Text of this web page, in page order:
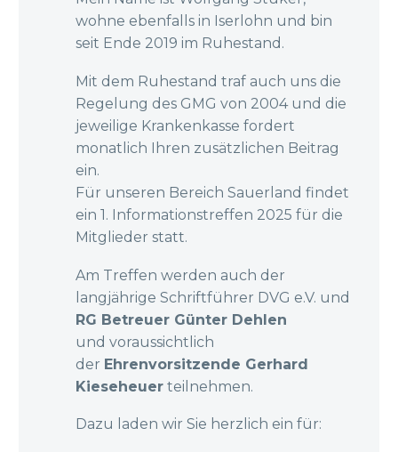
wohne ebenfalls in Iserlohn und bin
seit Ende 2019 im Ruhestand.
Mit dem Ruhestand traf auch uns die
Regelung des GMG von 2004 und die
jeweilige Krankenkasse fordert
monatlich Ihren zusätzlichen Beitrag
ein.
Für unseren Bereich Sauerland findet
ein 1. Informationstreffen 2025 für die
Mitglieder statt.
Am Treffen werden auch der
langjährige Schriftführer DVG e.V. und
RG Betreuer Günter Dehlen
und voraussichtlich
der Ehrenvorsitzende Gerhard
Kieseheuer teilnehmen.
Dazu laden wir Sie herzlich ein für: